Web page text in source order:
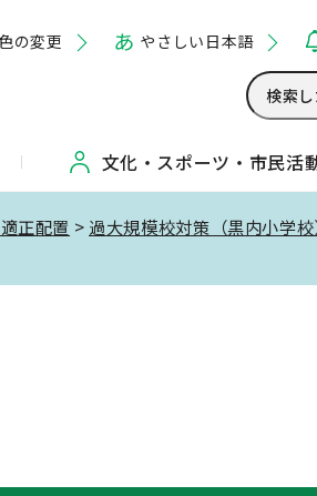
の変更 やさしい日本語
文化・ スポーツ・ 市民活
正配置 > 過大規模校対策（黒内小学